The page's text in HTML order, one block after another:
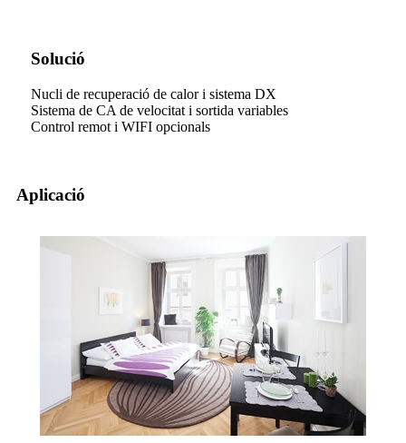
Solució
Nucli de recuperació de calor i sistema DX
Sistema de CA de velocitat i sortida variables
Control remot i WIFI opcionals
Aplicació